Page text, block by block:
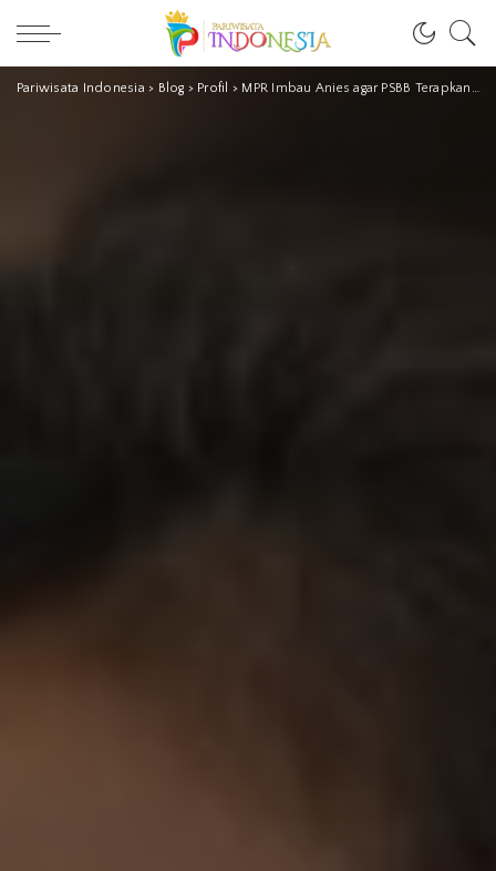
Pariwisata Indonesia > Blog > Profil > MPR Imbau Anies agar PSBB Terapkan Sampai Akhir